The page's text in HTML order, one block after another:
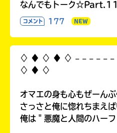
なんでもトーク
コメント 177 NEW
♢ ♦︎ ♢ ♦︎ ♢ 𓐄 𓐄 𓐄 𓐄 𓐄 𓐄
♢ ♦︎ ♢
オマエの身も心もぜーん
さっさと俺に惚れちまえ
俺は＂悪魔と人間のハー